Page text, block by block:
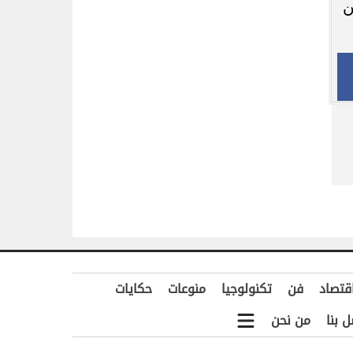
فن تكنولوجيا منوعات
حكايات
بنا
من نحن